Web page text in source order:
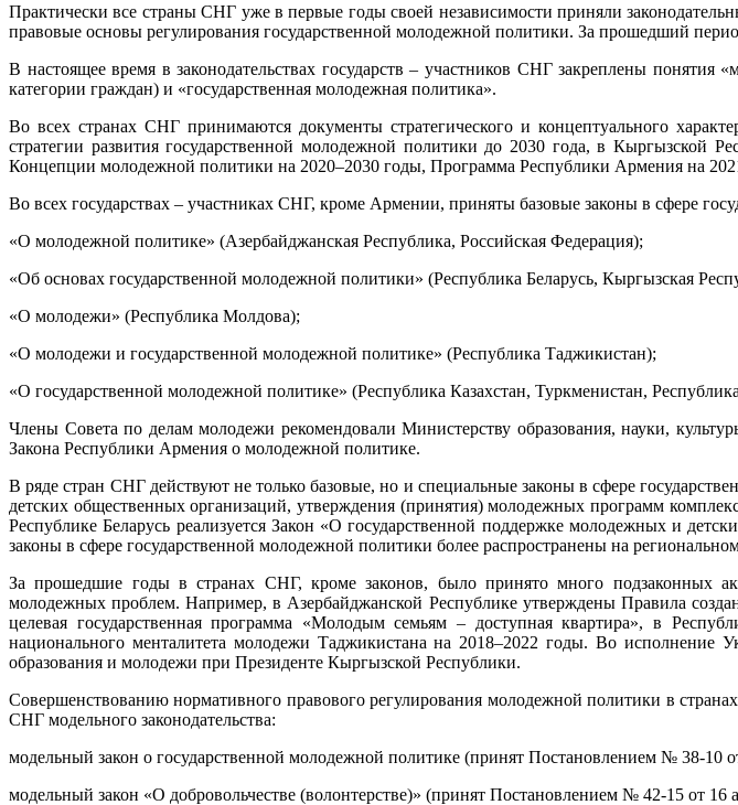
Практически все страны СНГ уже в первые годы своей независимости приняли
правовые основы регулирования государственной молодежной политики. За прошедший
В настоящее время в законодательствах государств – участников СНГ закреплены
категории граждан) и «государственная молодежная политика».
Во всех странах СНГ принимаются документы стратегического и концептуального
стратегии развития государственной молодежной политики до 2030 года, в Кыргызской
Концепции молодежной политики на 2020–2030 годы, Программа Республики Армения на
Во всех государствах – участниках СНГ, кроме Армении, приняты базовые законы в сфере
«О молодежной политике» (Азербайджанская Республика, Российская Федерация);
«Об основах государственной молодежной политики» (Республика Беларусь, Кыргызская
«О молодежи» (Республика Молдова);
«О молодежи и государственной молодежной политике» (Республика Таджикистан);
«О государственной молодежной политике» (Республика Казахстан, Туркменистан,
Члены Совета по делам молодежи рекомендовали Министерству образования, науки,
Закона Республики Армения о молодежной политике.
В ряде стран СНГ действуют не только базовые, но и специальные законы в сфере
детских общественных организаций, утверждения (принятия) молодежных программ
Республике Беларусь реализуется Закон «О государственной поддержке молодежных и
законы в сфере государственной молодежной политики более распространены на
За прошедшие годы в странах СНГ, кроме законов, было принято много подзаконных
молодежных проблем. Например, в Азербайджанской Республике утверждены Правила
целевая государственная программа «Молодым семьям – доступная квартира», в
национального менталитета молодежи Таджикистана на 2018–2022 годы. Во исполнение
образования и молодежи при Президенте Кыргызской Республики.
Совершенствованию нормативного правового регулирования молодежной политики в
СНГ модельного законодательства:
модельный закон о государственной молодежной политике (принят Постановлением № 38-10
модельный закон «О добровольчестве (волонтерстве)» (принят Постановлением № 42-15 от 16